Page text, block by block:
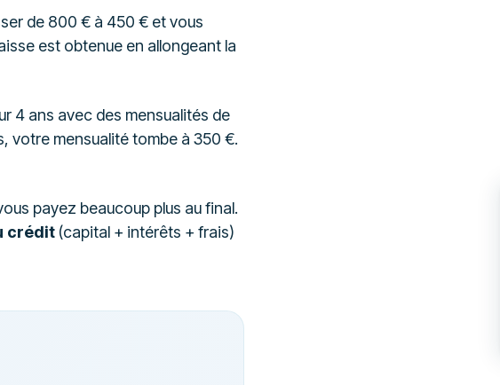
de 800 € à 450 € et vous
est obtenue en allongeant la
4 ans avec des mensualités de
votre mensualité tombe à 350 €.
payez beaucoup plus au final.
crédit (capital + intérêts + frais)